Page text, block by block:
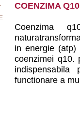
COENZIMA
Coenzima
in energie
coenzimei q10.
indispensabila
functionare a